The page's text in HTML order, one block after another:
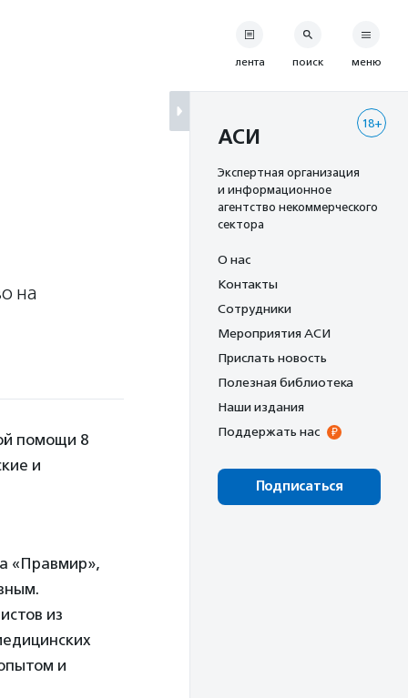
на
помощи 8
и
«Правмир»,
из
и
лента поиск меню
18+
АСИ
Экспертная организация
и информационное
агентство некоммерческого
сектора
О нас
Контакты
Сотрудники
Мероприятия АСИ
Прислать новость
Полезная библиотека
Наши издания
Поддержать нас
Подписаться